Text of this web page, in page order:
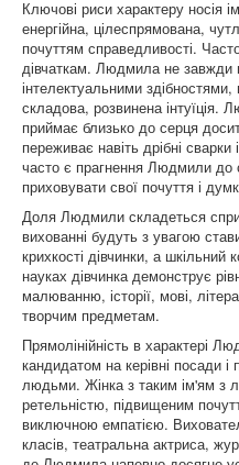
Ключові риси характеру носія
енергійна, цілеспрямована,
почуттям справедливості.
дівчаткам. Людмила не
інтелектуальними
складова, розвинена інтуїція.
приймає близько до серця
переживає навіть дрібні
часто є прагнення Людмили до
приховувати свої почуття і
Доля Людмили складеться
вихованні будуть з увагою
крихкості дівчинки, а
науках дівчинка демонструє
малюванню, історії, мові,
творчим предметам.
Прямолінійність в характері
кандидатом на керівні посади і
людьми. Жінка з таким ім'ям з
ретельністю, підвищеним
виключною емпатією.
класів, театральна актриса,